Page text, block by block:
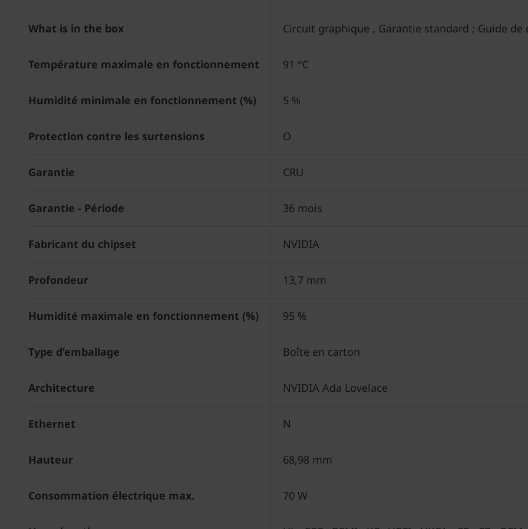
What is in the box Circuit graphique , Garantie standard ; Guide de
Température maximale en fonctionnement 91 °C
Humidité minimale en fonctionnement (%) 5 %
Protection contre les surtensions O
Garantie CRU
Garantie - Période 36 mois
Fabricant du chipset NVIDIA
Profondeur 13,7 mm
Humidité maximale en fonctionnement (%) 95 %
Type d’emballage Boîte en carton
Architecture NVIDIA Ada Lovelace
Ethernet N
Hauteur 68,98 mm
Consommation électrique max. 70 W